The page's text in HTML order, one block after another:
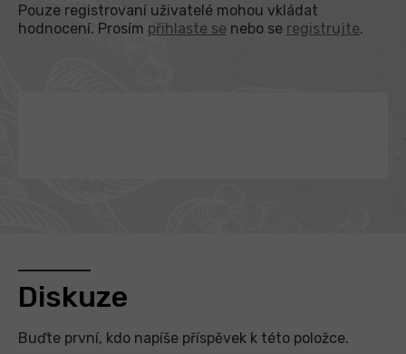
Pouze registrovaní uživatelé mohou vkládat
hodnocení. Prosím přihlaste se nebo se registrujte.
Diskuze
Buďte první, kdo napíše příspěvek k této položce.